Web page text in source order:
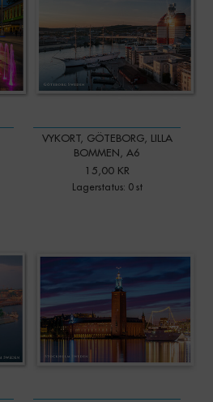
VYKORT, GÖTEBORG, LILLA
BOMMEN, A6
15,00 KR
Lagerstatus: 0 st